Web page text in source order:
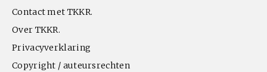
Contact met TKKR.
Over TKKR.
Privacyverklaring
Copyright / auteursrechten